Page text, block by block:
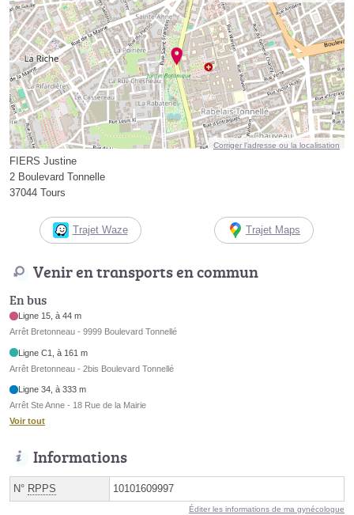
Corriger l’adresse ou la localisation
FIERS Justine
2 Boulevard Tonnelle
37044 Tours
Trajet Waze Trajet Maps
Venir en transports en commun
En bus
Ligne 15, à 44 m
Arrêt Bretonneau - 9999 Boulevard Tonnellé
Ligne C1, à 161 m
Arrêt Bretonneau - 2bis Boulevard Tonnellé
Ligne 34, à 333 m
Arrêt Ste Anne - 18 Rue de la Mairie
Voir tout
Informations
N° RPPS 10101609997
Éditer les informations de ma gynécologue